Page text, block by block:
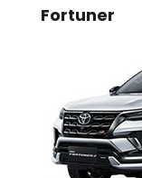
Fortuner